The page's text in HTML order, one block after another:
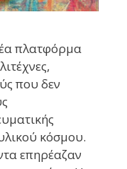
πλατφόρμα
που δεν
κόσμου.
επηρέαζαν